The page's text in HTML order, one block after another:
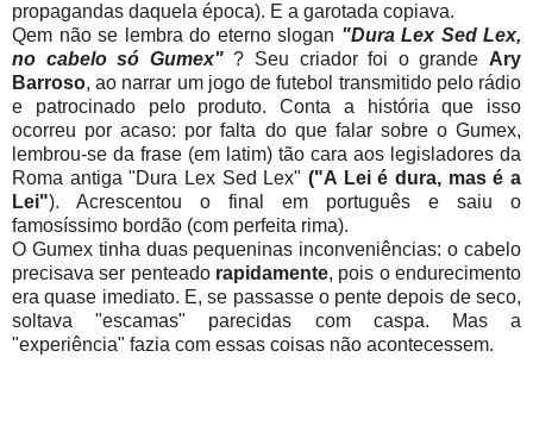
propagandas daquela época). E a garotada copiava.
Qem não se lembra do eterno slogan "Dura Lex Sed Lex,
no cabelo só Gumex"? Seu criador foi o grande Ary
Barroso, ao narrar um jogo de futebol transmitido pelo rádio
e patrocinado pelo produto. Conta a história que isso
ocorreu por acaso: por falta do que falar sobre o Gumex,
lembrou-se da frase (em latim) tão cara aos legisladores da
Roma antiga "Dura Lex Sed Lex" ("A Lei é dura, mas é a
Lei"). Acrescentou o final em português e saiu o
famosíssimo bordão (com perfeita rima).
O Gumex tinha duas pequeninas inconveniências: o cabelo
precisava ser penteado rapidamente, pois o endurecimento
era quase imediato. E, se passasse o pente depois de seco,
soltava "escamas" parecidas com caspa. Mas a
"experiência" fazia com essas coisas não acontecessem.